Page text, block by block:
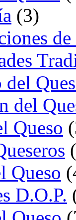
(3)
del
del
Queso
Queso
D.O.P.